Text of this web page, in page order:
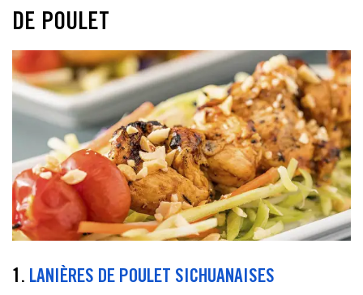
DE POULET
1. LANIÈRES DE POULET SICHUANAISES